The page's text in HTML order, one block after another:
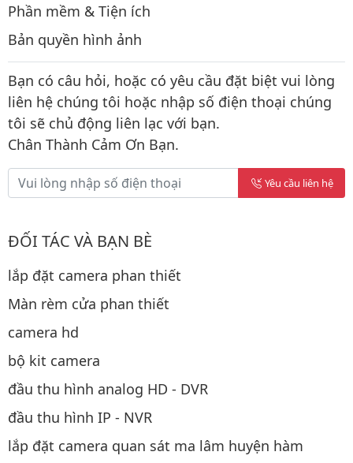
Phần mềm & Tiện ích
Bản quyền hình ảnh
Bạn có câu hỏi, hoặc có yêu cầu đặt biệt vui lòng
liên hệ chúng tôi hoặc nhập số điện thoại chúng
tôi sẽ chủ động liên lạc với bạn.
Chân Thành Cảm Ơn Bạn.
Yêu cầu liên hệ
ĐỐI TÁC VÀ BẠN BÈ
lắp đặt camera phan thiết
Màn rèm cửa phan thiết
camera hd
bộ kit camera
đầu thu hình analog HD - DVR
đầu thu hình IP - NVR
lắp đặt camera quan sát ma lâm huyện hàm